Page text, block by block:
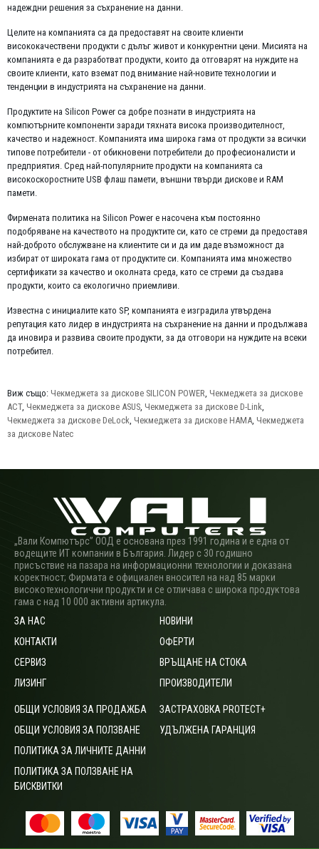
надеждни решения за съхранение на данни.
Целите на компанията са да предоставят на своите клиенти
висококачествени продукти с дълъг живот и конкурентни цени. Мисията на
компанията е да разработват продукти, които да отговарят на нуждите на
своите клиенти, като вземат под внимание най-новите технологии и
тенденции в индустрията на съхранение на данни.
Продуктите на Silicon Power са добре познати в индустрията на
компютърните компоненти заради тяхната висока производителност,
качество и надежност. Компанията има широка гама от продукти за всички
типове потребители - от обикновени потребители до професионалисти и
предприятия. Сред най-популярните продукти на компанията са
високоскоростните USB флаш памети, външни твърди дискове и RAM
памети.
Фирмената политика на Silicon Power е насочена към постоянно
подобряване на качеството на продуктите си, като се стреми да предоставя
най-доброто обслужване на клиентите си и да им даде възможност да
избират от широката гама от продуктите си. Компанията има множество
сертификати за качество и околната среда, като се стреми да създава
продукти, които са екологично приемливи.
Известна с инициалите като SP, компанията е изградила утвърдена
репутация като лидер в индустрията на съхранение на данни и продължава
да иновира и развива своите продукти, за да отговори на нуждите на всеки
потребител.
Виж също: Чекмеджета за дискове SILICON POWER, Чекмеджета за дискове
ACT, Чекмеджета за дискове ASUS, Чекмеджета за дискове D-Link,
Чекмеджета за дискове DeLock, Чекмеджета за дискове HAMA, Чекмеджета
за дискове Natec
„Вали Компютърс” ООД е основана през 1991 година и е една от
водещите ИТ компании в България. Лидер с 30 годишно
присъствие на пазара на информационни технологии и доказана
коректност; Фирмата е официален вносител на над 85 марки
високотехнологични продукти и се отличава с широка продуктова
гама с над 10 000 активни артикула.
ЗА НАС
КОНТАКТИ
СЕРВИЗ
ЛИЗИНГ
НОВИНИ
ОФЕРТИ
ВРЪЩАНЕ НА СТОКА
ПРОИЗВОДИТЕЛИ
ОБЩИ УСЛОВИЯ ЗА ПРОДАЖБА
ОБЩИ УСЛОВИЯ ЗА ПОЛЗВАНЕ
ПОЛИТИКА ЗА ЛИЧНИТЕ ДАННИ
ПОЛИТИКА ЗА ПОЛЗВАНЕ НА
БИСКВИТКИ
ЗАСТРАХОВКА PROTECT+
УДЪЛЖЕНА ГАРАНЦИЯ